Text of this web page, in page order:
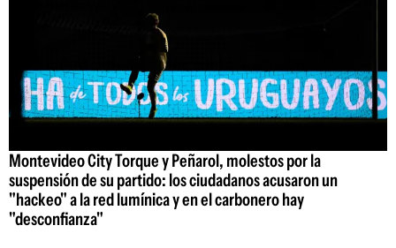
Montevideo City Torque y Peñarol, molestos por la
suspensión de su partido: los ciudadanos acusaron un
"hackeo" a la red lumínica y en el carbonero hay
"desconfianza"